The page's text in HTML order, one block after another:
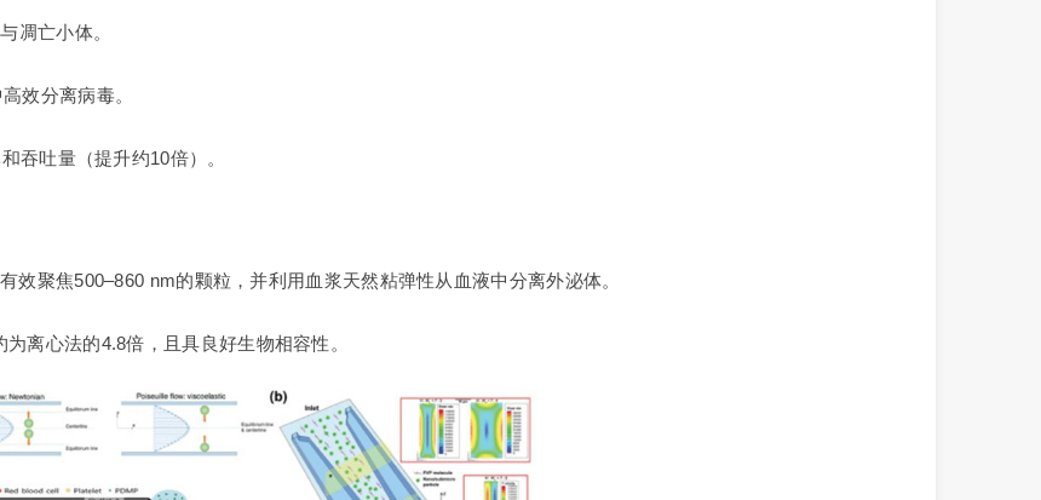
凋亡小体。
效分离病毒。
吞吐量（提升约10倍）。
聚焦500–860 nm的颗粒，并利用血浆天然粘弹性从血液中分离外泌体。
离心法的4.8倍，且具良好生物相容性。